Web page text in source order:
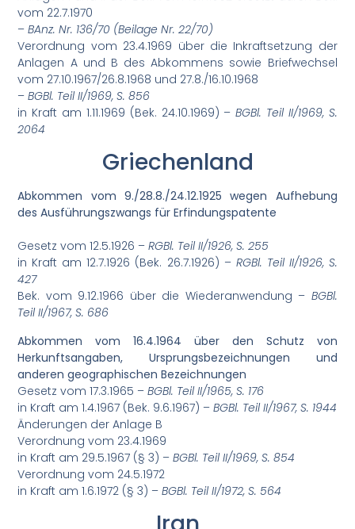
vom 22.7.1970
–BAnz. Nr. 136/70 (Beilage Nr. 22/70)
Verordnung vom 23.4.1969 über die Inkraftsetzung der
Anlagen A und B des Abkommens sowie Briefwechsel
vom 27.10.1967/26.8.1968 und 27.8./16.10.1968
–BGBl. Teil II/1969, S. 856
in Kraft am 1.11.1969 (Bek. 24.10.1969) –BGBl. Teil II/1969, S.
2064
Griechenland
Abkommen vom 9./28.8./24.12.1925 wegen Aufhebung
des Ausführungszwangs für Erfindungspatente
Gesetz vom 12.5.1926 –RGBl. Teil II/1926, S. 255
in Kraft am 12.7.1926 (Bek. 26.7.1926) – RGBl. Teil II/1926, S.
427
Bek. vom 9.12.1966 über die Wiederanwendung – BGBl.
Teil II/1967, S. 686
Abkommen vom 16.4.1964 über den Schutz von
Herkunftsangaben, Ursprungsbezeichnungen und
anderen geographischen Bezeichnungen
Gesetz vom 17.3.1965 –BGBl. Teil II/1965, S. 176
in Kraft am 1.4.1967 (Bek. 9.6.1967) –BGBl. Teil II/1967, S. 1944
Änderungen der Anlage B
Verordnung vom 23.4.1969
in Kraft am 29.5.1967 (§ 3) –BGBl. Teil II/1969, S. 854
Verordnung vom 24.5.1972
in Kraft am 1.6.1972 (§ 3) –BGBl. Teil II/1972, S. 564